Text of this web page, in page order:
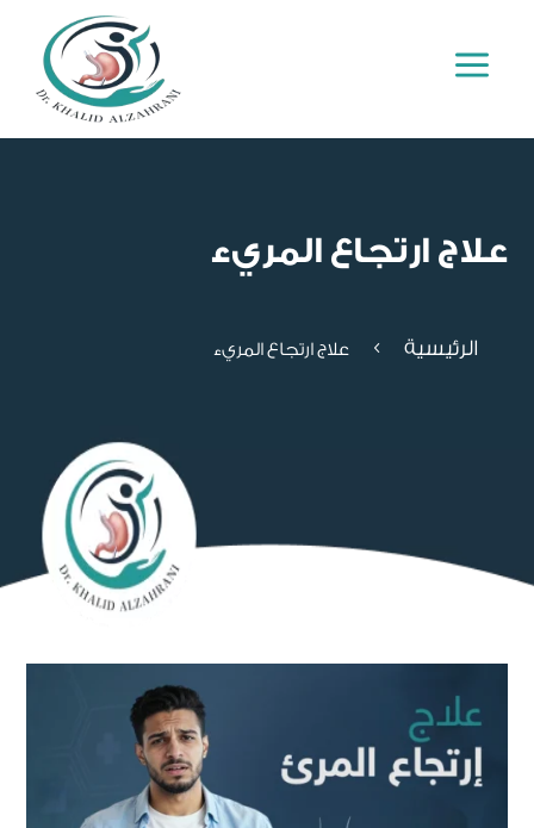
a
علاج ارتجاع المريء
الرئيسية 4 علاج ارتجاع المريء